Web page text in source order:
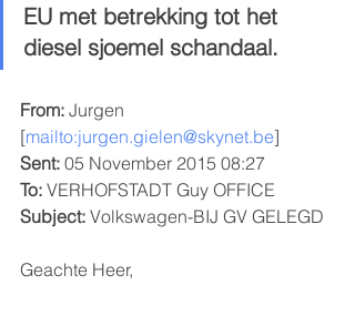
EU met betrekking tot het
diesel sjoemel schandaal.
From: Jurgen
[mailto:jurgen.gielen@skynet.be]
Sent: 05 November 2015 08:27
To: VERHOFSTADT Guy OFFICE
Subject: Volkswagen-BIJ GV GELEGD
Geachte Heer,